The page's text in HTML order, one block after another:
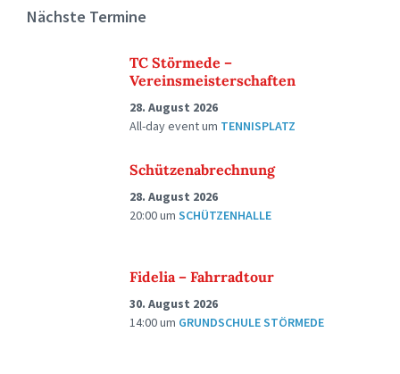
Nächste Termine
TC Störmede –
Vereinsmeisterschaften
28. August 2026
All-day eventum TENNISPLATZ
Schützenabrechnung
28. August 2026
20:00um SCHÜTZENHALLE
Fidelia – Fahrradtour
30. August 2026
14:00um GRUNDSCHULE STÖRMEDE